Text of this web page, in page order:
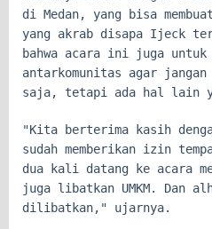
di Medan, yang bisa
yang akrab disapa Ijeck
bahwa acara ini juga untuk
antarkomunitas agar jangan
saja, tetapi ada hal lain
"Kita berterima kasih
sudah memberikan izin
dua kali datang ke acara
juga libatkan UMKM. Dan
dilibatkan," ujarnya.